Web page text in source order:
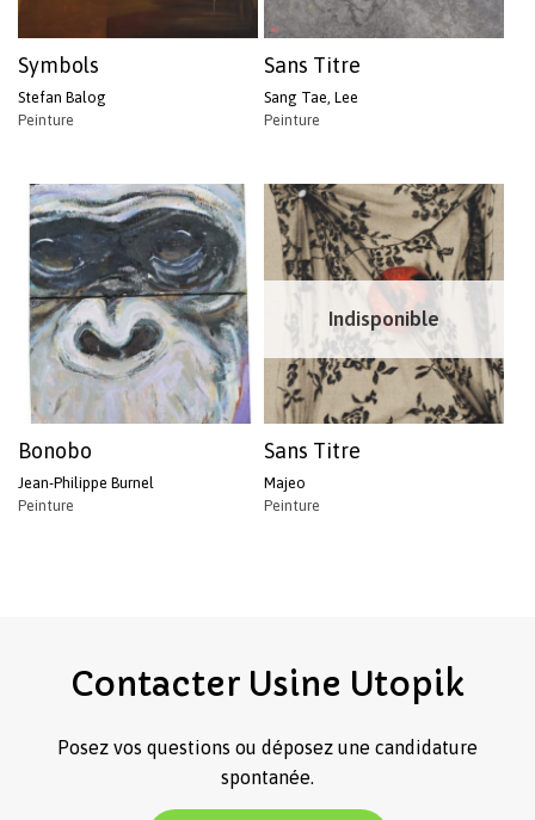
Symbols
Stefan Balog
Peinture
Sans Titre
Sang Tae, Lee
Peinture
Bonobo
Jean-Philippe Burnel
Peinture
Indisponible
Sans Titre
Majeo
Peinture
Contacter Usine Utopik
Posez vos questions ou déposez une candidature
spontanée.